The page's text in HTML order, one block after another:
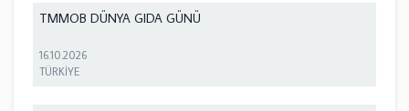
TMMOB DÜNYA GIDA GÜNÜ
16.10.2026
TÜRKİYE